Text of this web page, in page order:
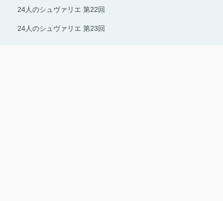
24人のシュヴァリエ 第22回
24人のシュヴァリエ 第23回